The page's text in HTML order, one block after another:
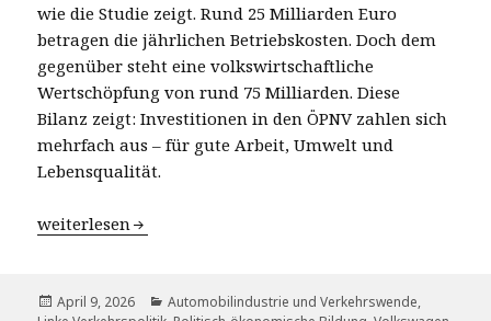
wie die Studie zeigt. Rund 25 Milliarden Euro
betragen die jährlichen Betriebskosten. Doch dem
gegenüber steht eine volkswirtschaftliche
Wertschöpfung von rund 75 Milliarden. Diese
Bilanz zeigt: Investitionen in den ÖPNV zahlen sich
mehrfach aus – für gute Arbeit, Umwelt und
Lebensqualität.
Sind Uber, MOIA & Co. am Ende?
weiterlesen
Veröffentlicht
April 9, 2026 Kategorien
Automobilindustrie und Verkehrswende,